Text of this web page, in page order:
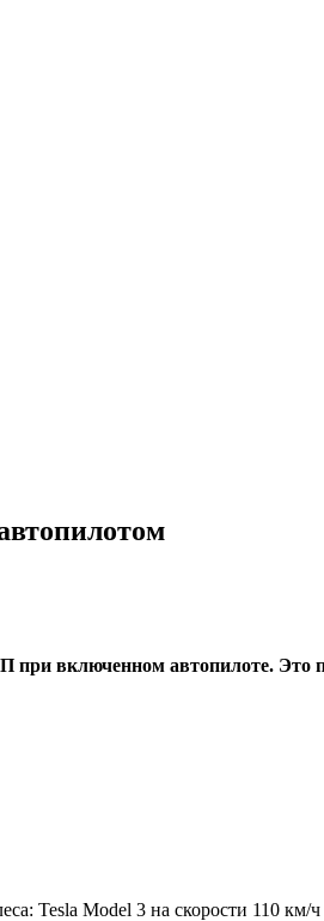
при включенном автопилоте.
Tesla Model 3 на скорости 110 км/ч